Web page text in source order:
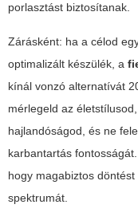
porlasztást biztosítanak.
Zárásként: ha a célod
optimalizált készülék, a
kínál vonzó alternatívát
mérlegeld az
hajlandóságod, és ne
karbantartás
hogy magabiztos
spektrumát.